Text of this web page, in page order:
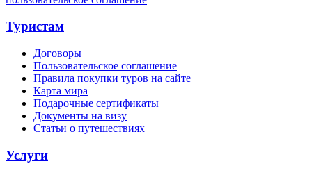
Туристам
Договоры
Пользовательское соглашение
Правила покупки туров на сайте
Карта мира
Подарочные сертификаты
Документы на визу
Статьи о путешествиях
Услуги